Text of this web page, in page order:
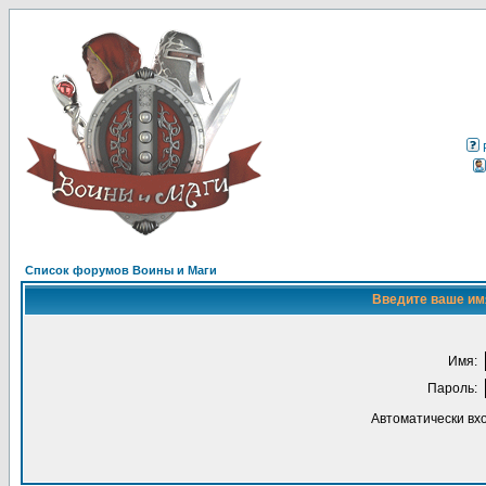
Список форумов Воины и Маги
Введите ваше
Имя:
Пароль:
Автоматически